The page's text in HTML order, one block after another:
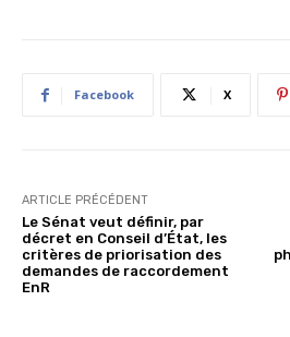
Facebook X
ARTICLE PRÉCÉDENT
Le Sénat veut définir, par
décret en Conseil d’État, les
critères de priorisation des
demandes de raccordement
EnR